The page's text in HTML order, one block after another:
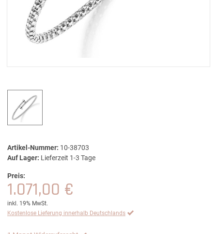
Artikel-Nummer: 10-38703
Auf Lager: Lieferzeit 1-3 Tage
Preis:
1.071,00 €
inkl. 19% MwSt.
Kostenlose Lieferung innerhalb Deutschlands